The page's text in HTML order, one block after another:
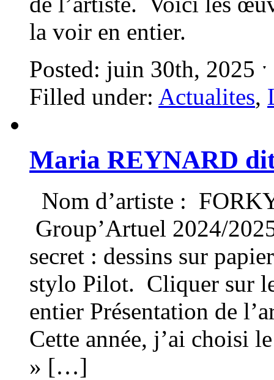
la voir en entier.
Posted: juin 30th, 2025
Filled under: Actualites,
Maria REYNARD
Nom d’artiste :
Group’Artuel 2024/
secret : dessins sur
stylo Pilot. Cliquer sur
entier Présentation de
Cette année, j’ai choisi
» […]